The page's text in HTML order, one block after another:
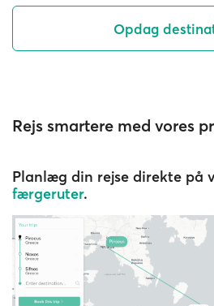
Opdag
Rejs smartere med vores
Planlæg din rejse direkte på
færgeruter.